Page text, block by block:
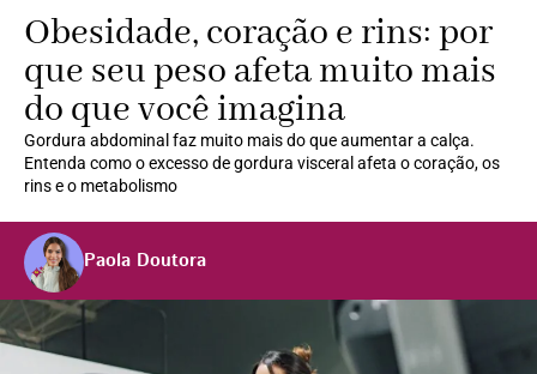
Obesidade, coração e rins: por
que seu peso afeta muito mais
do que você imagina
Gordura abdominal faz muito mais do que aumentar a calça.
Entenda como o excesso de gordura visceral afeta o coração, os
rins e o metabolismo
Paola Doutora